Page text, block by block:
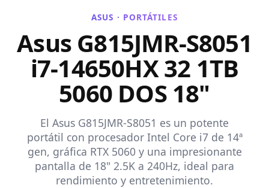
ASUS · PORTÁTILES
Asus G815JMR-S8051
i7-14650HX 32 1TB
5060 DOS 18"
El Asus G815JMR-S8051 es un potente
portátil con procesador Intel Core i7 de 14ª
gen, gráfica RTX 5060 y una impresionante
pantalla de 18" 2.5K a 240Hz, ideal para
rendimiento y entretenimiento.